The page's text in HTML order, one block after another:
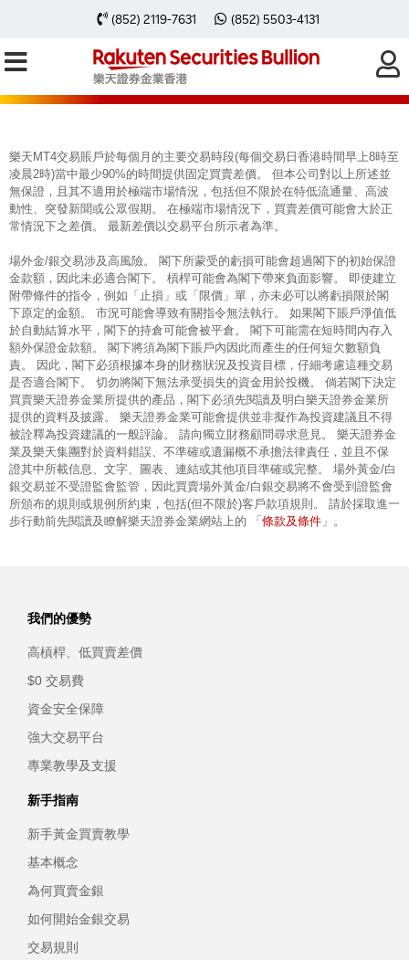
(852) 2119-7631 (852) 5503-4131
每周黃金分析 20251222
樂天MT4交易賬戶於每個月的主要交易時段(每個交易日香港時間早上8時至
凌晨2時)當中最少90%的時間提供固定買賣差價。 但本公司對以上所述並
無保證，且其不適用於極端市場情況，包括但不限於在特低流通量、高波
動性、突發新聞或公眾假期。 在極端市場情況下，買賣差價可能會大於正
常情況下之差價。 最新差價以交易平台所示者為準。
場外金/銀交易涉及高風險。 閣下所蒙受的虧損可能會超過閣下的初始保證
金款額，因此未必適合閣下。 槓桿可能會為閣下帶來負面影響。 即使建立
附帶條件的指令，例如「止損」或「限價」單，亦未必可以將虧損限於閣
下原定的金額。 市況可能會導致有關指令無法執行。 如果閣下賬戶淨值低
於自動結算水平，閣下的持倉可能會被平倉。 閣下可能需在短時間內存入
額外保證金款額。 閣下將須為閣下賬戶內因此而產生的任何短欠數額負
責。 因此，閣下必須根據本身的財務狀況及投資目標，仔細考慮這種交易
是否適合閣下。 切勿將閣下無法承受損失的資金用於投機。 倘若閣下決定
買賣樂天證券金業所提供的產品，閣下必須先閱讀及明白樂天證券金業所
提供的資料及披露。 樂天證券金業可能會提供並非擬作為投資建議且不得
被詮釋為投資建議的一般評論。 請向獨立財務顧問尋求意見。 樂天證券金
業及樂天集團對於資料錯誤、不準確或遺漏概不承擔法律責任，並且不保
證其中所載信息、文字、圖表、連結或其他項目準確或完整。 場外黃金/白
銀交易並不受證監會監管，因此買賣場外黃金/白銀交易將不會受到證監會
所頒布的規則或規例所約束，包括(但不限於)客戶款項規則。 請於採取進一
步行動前先閱讀及瞭解樂天證券金業網站上的 「 條款及條件 」。
我們的優勢
高槓桿、低買賣差價
$0 交易費
資金安全保障
強大交易平台
專業教學及支援
新手指南
新手黃金買賣教學
基本概念
為何買賣金銀
如何開始金銀交易
交易規則